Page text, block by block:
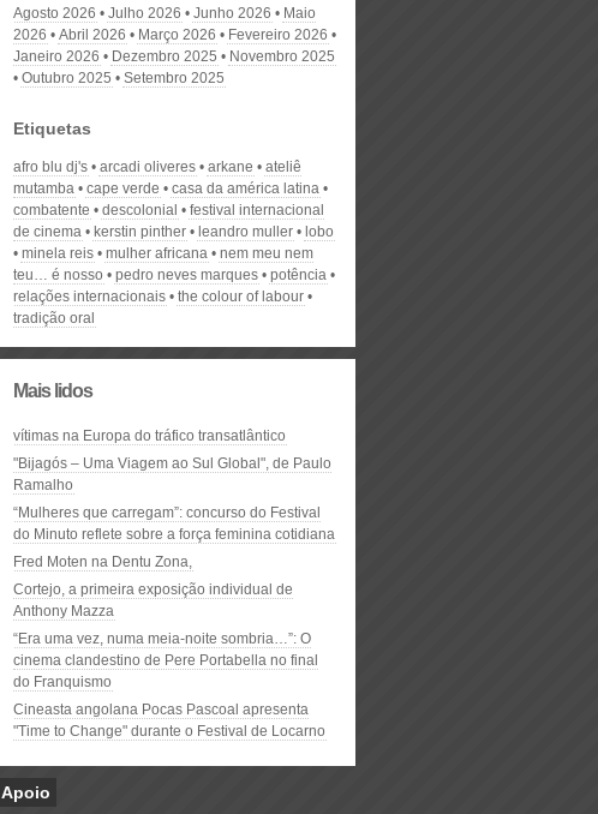
Agosto 2026 Julho 2026 Junho 2026
Maio
2026
Abril 2026 Março 2026
Fevereiro 2026
Janeiro 2026
Dezembro 2025
Novembro 2025
Outubro 2025
Setembro 2025
Etiquetas
afro blu dj's arcadi oliveres arkane
ateliê
mutamba
cape verde
casa da américa latina
combatente
descolonial
festival internacional
de cinema
kerstin pinther leandro muller
lobo
minela reis
mulher africana
nem meu nem
teu… é nosso
pedro neves marques
potência
relações internacionais
the colour of labour
tradição oral
Mais lidos
vítimas na Europa do tráfico transatlântico
"Bijagós – Uma Viagem ao Sul Global", de Paulo
Ramalho
“Mulheres que carregam”: concurso do Festival
do Minuto reflete sobre a força feminina cotidiana
Fred Moten na Dentu Zona,
Cortejo, a primeira exposição individual de
Anthony Mazza
“Era uma vez, numa meia-noite sombria…”: O
cinema clandestino de Pere Portabella no final
do Franquismo
Cineasta angolana Pocas Pascoal apresenta
"Time to Change" durante o Festival de Locarno
Apoio